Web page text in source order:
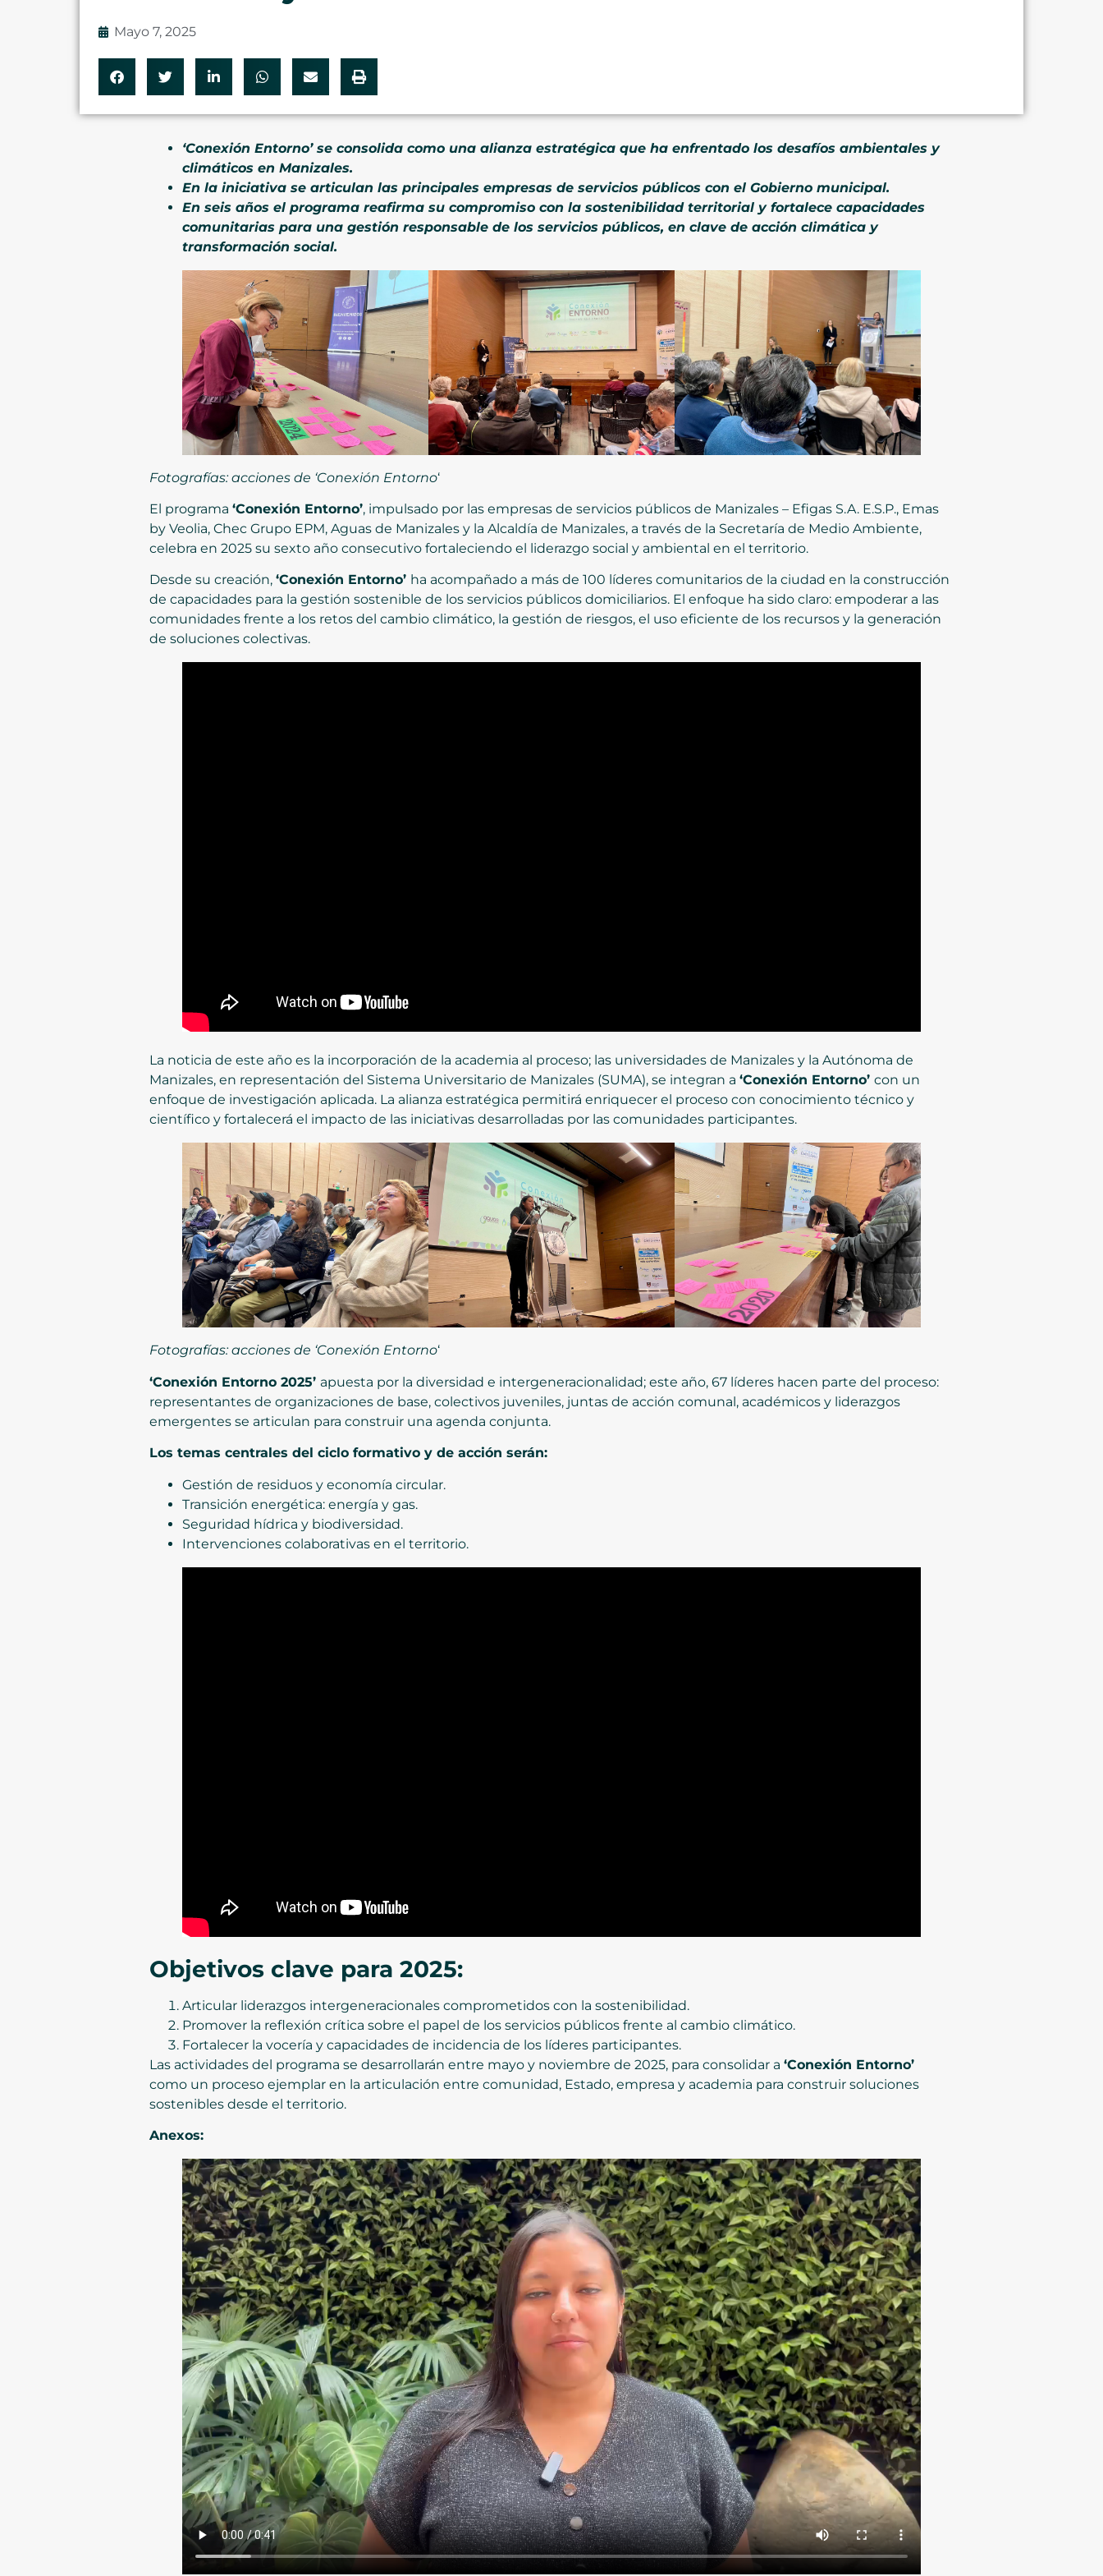
Mayo 7, 2025
‘Conexión Entorno’ se consolida como una alianza estratégica que ha enfrentado los desafíos ambientales y
climáticos en Manizales.
En la iniciativa se articulan las principales empresas de servicios públicos con el Gobierno municipal.
En seis años el programa reafirma su compromiso con la sostenibilidad territorial y fortalece capacidades
comunitarias para una gestión responsable de los servicios públicos, en clave de acción climática y
transformación social.
Fotografías: acciones de ‘Conexión Entorno‘
El programa ‘Conexión Entorno’, impulsado por las empresas de servicios públicos de Manizales – Efigas S.A. E.S.P., Emas
by Veolia, Chec Grupo EPM, Aguas de Manizales y la Alcaldía de Manizales, a través de la Secretaría de Medio Ambiente,
celebra en 2025 su sexto año consecutivo fortaleciendo el liderazgo social y ambiental en el territorio.
Desde su creación, ‘Conexión Entorno’ ha acompañado a más de 100 líderes comunitarios de la ciudad en la construcción
de capacidades para la gestión sostenible de los servicios públicos domiciliarios. El enfoque ha sido claro: empoderar a las
comunidades frente a los retos del cambio climático, la gestión de riesgos, el uso eficiente de los recursos y la generación
de soluciones colectivas.
La noticia de este año es la incorporación de la academia al proceso; las universidades de Manizales y la Autónoma de
Manizales, en representación del Sistema Universitario de Manizales (SUMA), se integran a ‘Conexión Entorno’ con un
enfoque de investigación aplicada. La alianza estratégica permitirá enriquecer el proceso con conocimiento técnico y
científico y fortalecerá el impacto de las iniciativas desarrolladas por las comunidades participantes.
Fotografías: acciones de ‘Conexión Entorno‘
‘Conexión Entorno 2025’ apuesta por la diversidad e intergeneracionalidad; este año, 67 líderes hacen parte del proceso:
representantes de organizaciones de base, colectivos juveniles, juntas de acción comunal, académicos y liderazgos
emergentes se articulan para construir una agenda conjunta.
Los temas centrales del ciclo formativo y de acción serán:
Gestión de residuos y economía circular.
Transición energética: energía y gas.
Seguridad hídrica y biodiversidad.
Intervenciones colaborativas en el territorio.
Objetivos clave para 2025:
Articular liderazgos intergeneracionales comprometidos con la sostenibilidad.
Promover la reflexión crítica sobre el papel de los servicios públicos frente al cambio climático.
Fortalecer la vocería y capacidades de incidencia de los líderes participantes.
Las actividades del programa se desarrollarán entre mayo y noviembre de 2025, para consolidar a ‘Conexión Entorno’
como un proceso ejemplar en la articulación entre comunidad, Estado, empresa y academia para construir soluciones
sostenibles desde el territorio.
Anexos: